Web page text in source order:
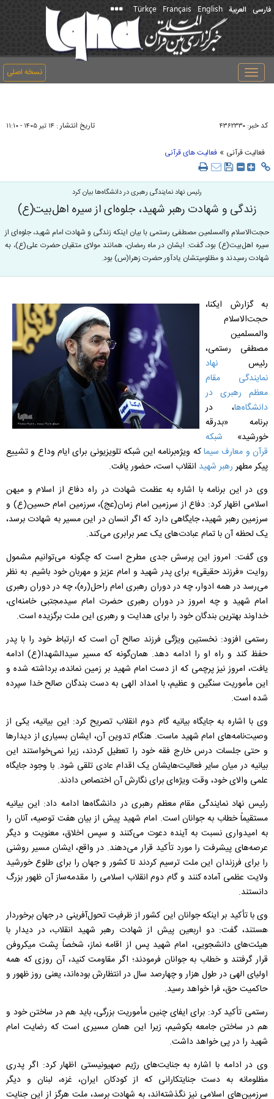
فارسی العربیة English
Français
Türkçe
نسخه اصلی
Toggle
navigation
کد خبر: ۴۳۶۲۳۳۰ تاریخ انتشار : ۱۴ تير ۱۴۰۵ - ۱۱:۱۰
فعالیت قرآنی » فعالیت های قرآنی
رئیس نهاد نمایندگی رهبری در دانشگاه‌ها بیان کرد
زندگی و شهادت رهبر شهید، جلوه‌ای از سیره اهل‌بیت(ع)
حجت‌الاسلام والمسلمین مصطفی رستمی با بیان اینکه زندگی و شهادت امام شهید، جلوه‌ای از
سیره اهل‌بیت(ع) بود، گفت: ایشان در ماه رمضان، همانند مولای متقیان حضرت علی(ع)، به
شهادت رسیدند و مظلومیتشان یادآور حضرت زهرا(س) بود.
به گزارش ایکنا،
حجت‌الاسلام
والمسلمین
مصطفی رستمی،
رئیس نهاد
نمایندگی مقام
معظم رهبری در
دانشگاه‌ها، در
برنامه «بدرقه
خورشید» شبکه
قرآن و معارف سیماکه ویژه‌برنامه این شبکه تلویزیونی برای ایام وداع و تشییع
پیکر مطهررهبر شهید انقلاب است، حضور یافت.
وی در این برنامه با اشاره به عظمت شهادت در راه دفاع از اسلام و میهن
اسلامی اظهار کرد: دفاع از سرزمین امام زمان(عج)، سرزمین امام حسین(ع) و
سرزمین رهبر شهید، جایگاهی دارد که اگر انسان در این مسیر به شهادت برسد،
یک لحظه آن با تمام عبادت‌های یک عمر برابری می‌کند.
وی گفت: امروز این پرسش جدی مطرح است که چگونه می‌توانیم مشمول
روایت «فرزند حقیقی» برای پدر شهید و امام عزیز و مهربان خود باشیم. به نظر
می‌رسد در همه ادوار، چه در دوران رهبری امام راحل(ره)، چه در دوران رهبری
امام شهید و چه امروز در دوران رهبری حضرت امام سیدمجتبی خامنه‌ای،
خداوند بهترین بندگان خود را برای هدایت و رهبری این ملت برگزیده است.
رستمی افزود: نخستین ویژگی فرزند صالح آن است که ارتباط خود را با پدر
حفظ کند و راه او را ادامه دهد. همان‌گونه که مسیر سیدالشهدا(ع) ادامه
یافت، امروز نیز پرچمی که از دست امام شهید بر زمین نمانده، برداشته شده و
این مأموریت سنگین و عظیم، با امداد الهی به دست بندگان صالح خدا سپرده
شده است.
وی با اشاره به جایگاه بیانیه گام دوم انقلاب تصریح کرد: این بیانیه، یکی از
وصیت‌نامه‌های امام شهید ماست. هنگام تدوین آن، ایشان بسیاری از دیدار‌ها
و حتی جلسات درس خارج فقه خود را تعطیل کردند، زیرا نمی‌خواستند این
بیانیه در میان سایر فعالیت‌هایشان یک اقدام عادی تلقی شود. با وجود جایگاه
علمی والای خود، وقت ویژه‌ای برای نگارش آن اختصاص دادند.
رئیس نهاد نمایندگی مقام معظم رهبری در دانشگاه‌ها ادامه داد: این بیانیه
مستقیماً خطاب به جوانان است. امام شهید پیش از بیان هفت توصیه، آنان را
به امیدواری نسبت به آینده دعوت می‌کنند و سپس اخلاق، معنویت و دیگر
عرصه‌های پیشرفت را مورد تأکید قرار می‌دهند. در واقع، ایشان مسیر روشنی
را برای فرزندان این ملت ترسیم کردند تا کشور و جهان را برای طلوع خورشید
ولایت عظمی آماده کنند و گام دوم انقلاب اسلامی را مقدمه‌ساز آن ظهور بزرگ
دانستند.
وی با تأکید بر اینکه جوانان این کشور از ظرفیت تحول‌آفرینی در جهان برخوردار
هستند، گفت: دو اربعین پیش از شهادت رهبر شهید انقلاب، در دیدار با
هیئت‌های دانشجویی، امام شهید پس از اقامه نماز، شخصاً پشت میکروفن
قرار گرفتند و خطاب به جوانان فرمودند؛ اگر مقاومت کنید، آن روزی که همه
اولیای الهی در طول هزار و چهارصد سال در انتظارش بوده‌اند، یعنی روز ظهور و
حاکمیت حق، فرا خواهد رسید.
رستمی تأکید کرد: برای ایفای چنین مأموریت بزرگی، باید هم در ساختن خود و
هم در ساختن جامعه بکوشیم، زیرا این همان مسیری است که رضایت امام
شهید را در پی خواهد داشت.
وی در ادامه با اشاره به جنایت‌های رژیم صهیونیستی اظهار کرد: اگر پدری
مظلومانه به دست جنایتکارانی که از کودکان ایران، غزه، لبنان و دیگر
سرزمین‌های اسلامی نیز نگذشته‌اند، به شهادت برسد، ملت هرگز از این جنایت